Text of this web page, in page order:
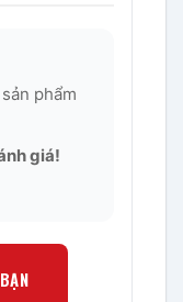
phẩm
giá!